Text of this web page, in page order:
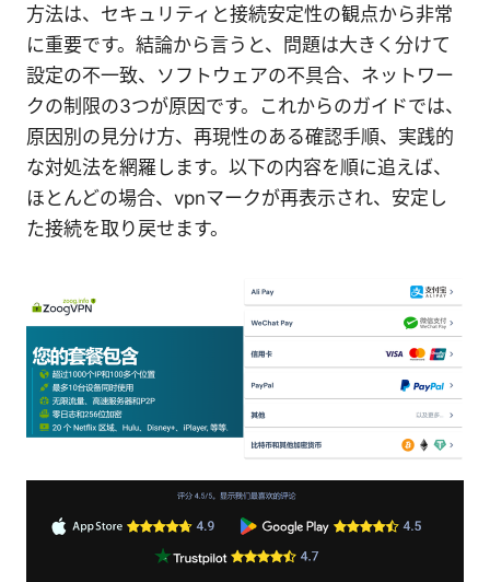
方法は、セキュリティと接続安定性の観点から非常
に重要です。結論から言うと、問題は大きく分けて
設定の不一致、ソフトウェアの不具合、ネットワー
クの制限の3つが原因です。これからのガイドでは、
原因別の見分け方、再現性のある確認手順、実践的
な対処法を網羅します。以下の内容を順に追えば、
ほとんどの場合、vpnマークが再表示され、安定し
た接続を取り戻せます。